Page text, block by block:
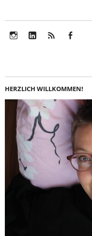
HERZLICH WILLKOMMEN!